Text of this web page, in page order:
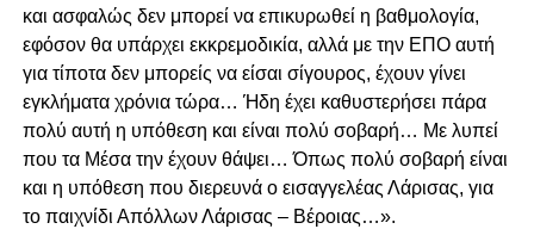
και ασφαλώς δεν μπορεί να επικυρωθεί η βαθμολογία,
εφόσον θα υπάρχει εκκρεμοδικία, αλλά με την ΕΠΟ αυτή
για τίποτα δεν μπορείς να είσαι σίγουρος, έχουν γίνει
εγκλήματα χρόνια τώρα… Ήδη έχει καθυστερήσει πάρα
πολύ αυτή η υπόθεση και είναι πολύ σοβαρή… Με λυπεί
που τα Μέσα την έχουν θάψει… Όπως πολύ σοβαρή είναι
και η υπόθεση που διερευνά ο εισαγγελέας Λάρισας, για
το παιχνίδι Απόλλων Λάρισας – Βέροιας…».